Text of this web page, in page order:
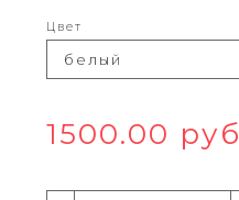
Цвет
1500.00 руб